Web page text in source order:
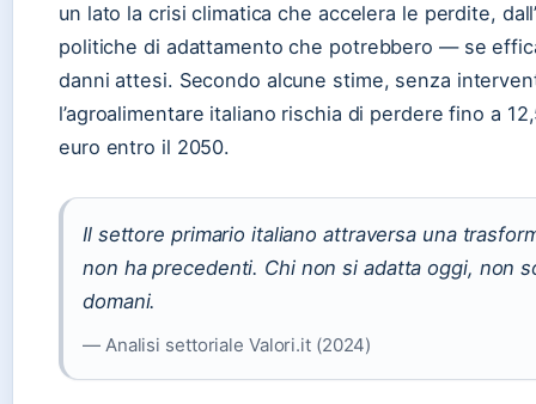
un lato la crisi climatica che accelera le perdite,
politiche di adattamento che potrebbero — se
danni attesi. Secondo alcune stime, senza
l’agroalimentare italiano rischia di perdere fino a
euro entro il 2050.
Il settore primario italiano attraversa una
non ha precedenti. Chi non si adatta oggi, non
domani.
— Analisi settoriale Valori.it (2024)